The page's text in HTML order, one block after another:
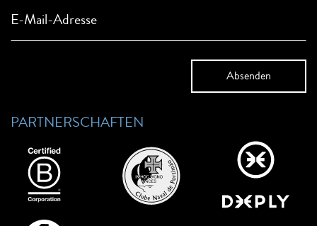
E-Mail-Adresse
PARTNERSCHAFTEN